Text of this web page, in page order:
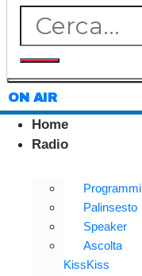
ON AIR
Home
Radio
Programmi
Palinsesto
Speaker
Ascolta
KissKiss